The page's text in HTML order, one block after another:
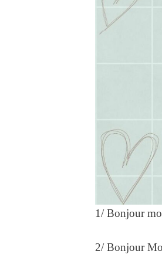
1/ Bonjour
2/ Bonjour